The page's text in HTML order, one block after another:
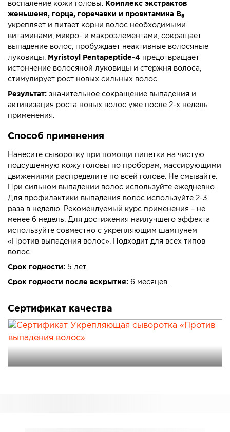
воспаление кожи головы.
Комплекс экстрактов
женьшеня, горца, горечавки и провитамина В₅
укрепляет и питает корни волос необходимыми
витаминами, микро- и макроэлементами, сокращает
выпадение волос, пробуждает неактивные волосяные
луковицы.
Myristoyl Pentapeptide-4 предотвращает
истончение волосяной луковицы и стержня волоса,
стимулирует рост новых сильных волос.
Результат: значительное сокращение выпадения и
активизация роста новых волос уже после 2-х недель
применения.
Способ применения
Нанесите сыворотку при помощи пипетки на чистую
подсушенную кожу головы по проборам, массирующими
движениями распределите по всей голове. Не смывайте.
При сильном выпадении волос используйте ежедневно.
Для профилактики выпадения волос используйте 2-3
раза в неделю. Рекомендуемый курс применения – не
менее 6 недель. Для достижения наилучшего эффекта
используйте совместно с укрепляющим шампунем
«Против выпадения волос». Подходит для всех типов
волос.
Срок годности: 5 лет.
Срок годности после вскрытия: 6 месяцев.
Сертификат качества